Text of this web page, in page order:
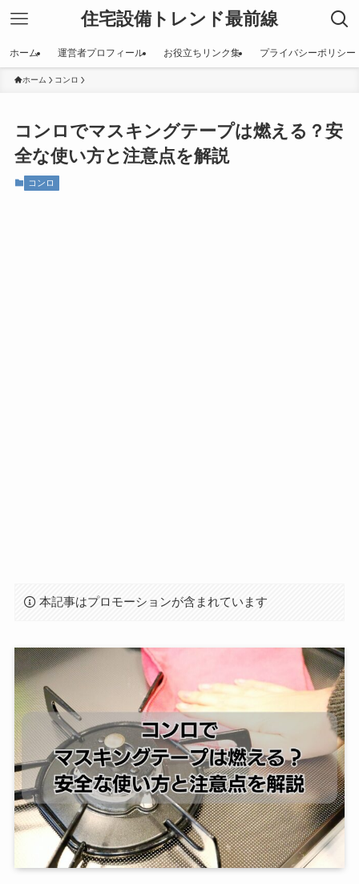
住宅設備トレンド最前線
ホーム 運営者プロフィール お役立ちリンク集 プライバシーポリシー
ホーム コンロ
コンロでマスキングテープは燃える？安
全な使い方と注意点を解説
コンロ
本記事はプロモーションが含まれています